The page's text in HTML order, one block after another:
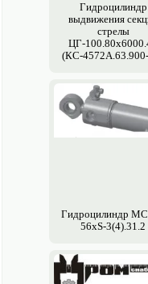
Гидроцилиндр
выдвижения
стрелы
ЦГ-
(КС-
Гидроцилиндр
56xS-3(4).31.2